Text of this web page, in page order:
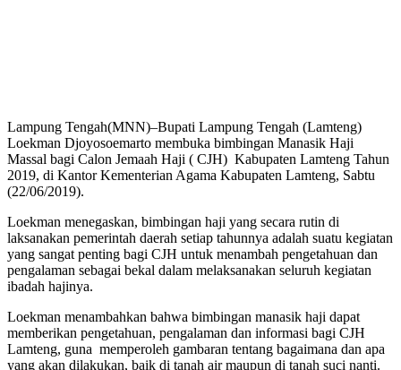
Lampung Tengah(MNN)–Bupati Lampung Tengah (Lamteng)
Loekman Djoyosoemarto membuka bimbingan Manasik Haji
Massal bagi Calon Jemaah Haji ( CJH) Kabupaten Lamteng Tahun
2019, di Kantor Kementerian Agama Kabupaten Lamteng, Sabtu
(22/06/2019).
Loekman menegaskan, bimbingan haji yang secara rutin di
laksanakan pemerintah daerah setiap tahunnya adalah suatu kegiatan
yang sangat penting bagi CJH untuk menambah pengetahuan dan
pengalaman sebagai bekal dalam melaksanakan seluruh kegiatan
ibadah hajinya.
Loekman menambahkan bahwa bimbingan manasik haji dapat
memberikan pengetahuan, pengalaman dan informasi bagi CJH
Lamteng, guna memperoleh gambaran tentang bagaimana dan apa
yang akan dilakukan, baik di tanah air maupun di tanah suci nanti.